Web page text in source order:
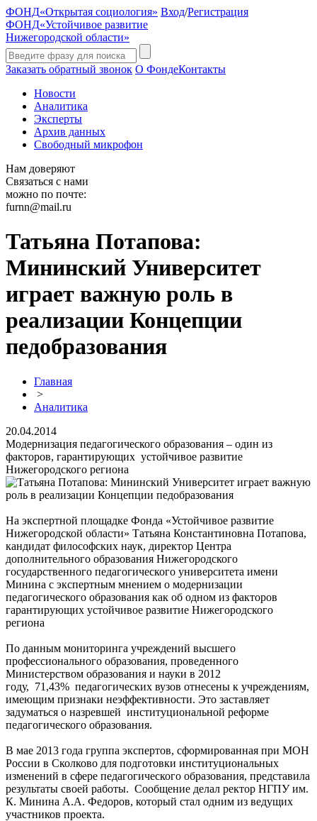
ФОНД«Открытая социология» Вход/Регистрация
ФОНД«Устойчивое развитие
Нижегородской области»
Заказать обратный звонок О ФондеКонтакты
Новости
Аналитика
Эксперты
Архив данных
Свободный микрофон
Нам доверяют
Связаться с нами
можно по почте:
furnn@mail.ru
Татьяна Потапова:
Мининский Университет
играет важную роль в
реализации Концепции
педобразования
Главная
>
Аналитика
20.04.2014
Модернизация педагогического образования – один из
факторов, гарантирующих устойчивое развитие
Нижегородского региона
На экспертной площадке Фонда «Устойчивое развитие
Нижегородской области» Татьяна Константиновна Потапова,
кандидат философских наук, директор Центра
дополнительного образования Нижегородского
государственного педагогического университета имени
Минина с экспертным мнением о модернизации
педагогического образования как об одном из факторов
гарантирующих устойчивое развитие Нижегородского
региона
По данным мониторинга учреждений высшего
профессионального образования, проведенного
Министерством образования и науки в 2012
году, 71,43% педагогических вузов отнесены к учреждениям,
имеющим признаки неэффективности. Это заставляет
задуматься о назревшей институциональной реформе
педагогического образования.
В мае 2013 года группа экспертов, сформированная при МОН
России в Сколково для подготовки институциональных
изменений в сфере педагогического образования, представила
результаты своей работы. Сообщение делал ректор НГПУ им.
К. Минина А.А. Федоров, который стал одним из ведущих
участников проекта.